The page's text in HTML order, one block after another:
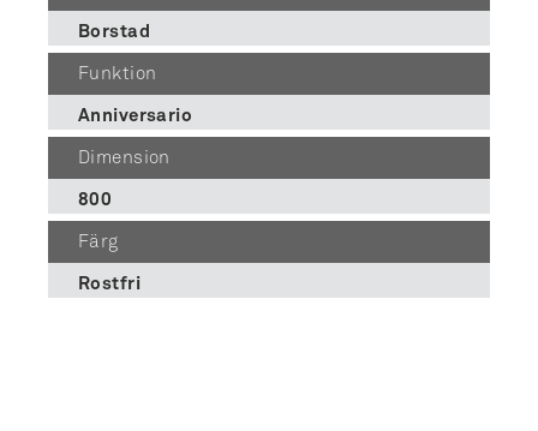
Borstad
Funktion
Anniversario
Dimension
800
Färg
Rostfri